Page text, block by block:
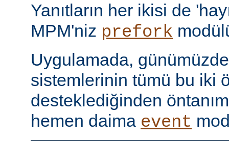
Yanıtların her ikisi de
MPM'niz prefork
Uygulamada,
sistemlerinin tümü bu iki
desteklediğinden
hemen daima event